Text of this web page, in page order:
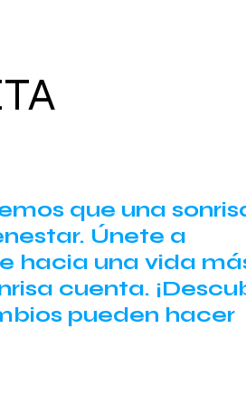
que una
Únete a
hacia una vida
cuenta.
pueden hacer